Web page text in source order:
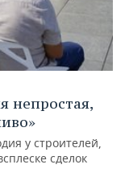
непростая,
у строителей,
сделок